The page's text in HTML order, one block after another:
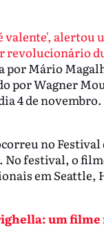
alertou
revolucionário
por Mário
por Wagner
4 de
no Festival
. No festival, o
em Seattle,
um filme